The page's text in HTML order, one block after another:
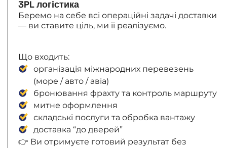
3PL логістика
Беремо на себе всі операційні задачі доставки
— ви ставите ціль, ми її реалізуємо.
Що входить:
організація міжнародних перевезень
(море / авто / авіа)
бронювання фрахту та контроль маршруту
митне оформлення
складські послуги та обробка вантажу
доставка “до дверей”
👉 Ви отримуєте готовий результат без